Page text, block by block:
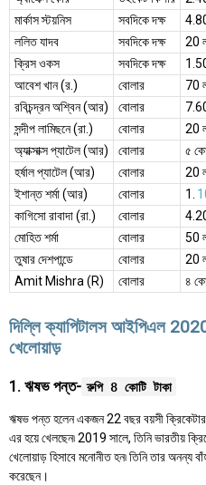
মার্কাস স্টয়নিস
সবদিকে দক্ষ
ললিত যাদব
সবদিকে দক্ষ
20
ক্রিস ওকস
সবদিকে দক্ষ
আবেশ খান (র.)
বোলার
70
রবিচন্দ্রন অশ্বিন (আর)
বোলার
সন্দীপ লামিছনে (রা.)
বোলার
20
অ্যাক্সাক্স প্যাটেল (আর)
বোলার
৫
হর্ষাল প্যাটেল (আর)
বোলার
20
ইশান্ত শর্মা (আর)
বোলার 1.
কাগিসো রাবাদা (রা.)
বোলার
মোহিত শর্মা
বোলার
50
তুষার দেশপান্ডে
বোলার
20
Amit Mishra (R)
বোলার ৪
দিল্লি ক্যাপিটালস আইপিএল 2020-
খেলোয়াড়
1. ঋষভ পন্ত- রুপি 8 কোটি টাকা
ঋষভ পন্ত হলেন একজন 22 বছর বয়সী
এর হয়ে খেলছেন৷ 2019 সালে, তিনি ভারতীয়
খেলোয়াড় হিসাবে মনোনীত হন৷ তিনি তার অনন্য
করেছেন।